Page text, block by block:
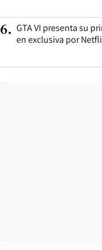
6. GTA VI presenta su
en exclusiva por